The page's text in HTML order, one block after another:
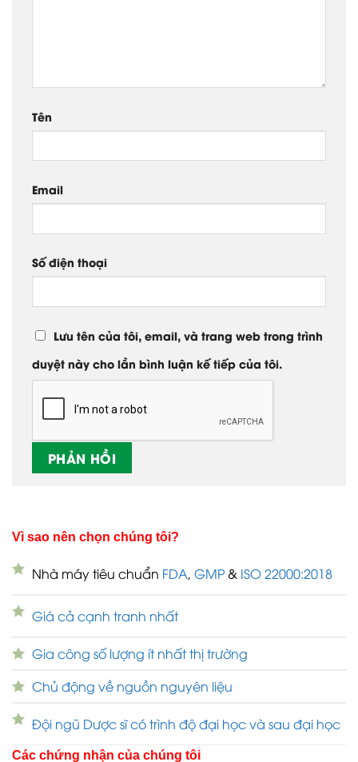
Tên
Email
Số điện thoại
Lưu tên của tôi, email, và trang web trong trình
duyệt này cho lần bình luận kế tiếp của tôi.
Vì sao nên chọn chúng tôi?
Nhà máy tiêu chuẩn FDA, GMP & ISO 22000:2018
Giá cả cạnh tranh nhất
Gia công số lượng ít nhất thị trường
Chủ động về nguồn nguyên liệu
Đội ngũ Dược sĩ có trình độ đại học và sau đại học
Các chứng nhận của chúng tôi